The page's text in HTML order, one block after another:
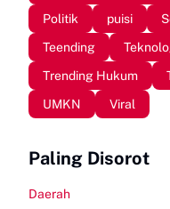
Politik
puisi
Teending
Trending Hukum
UMKN
Viral
Paling Disorot
Daerah